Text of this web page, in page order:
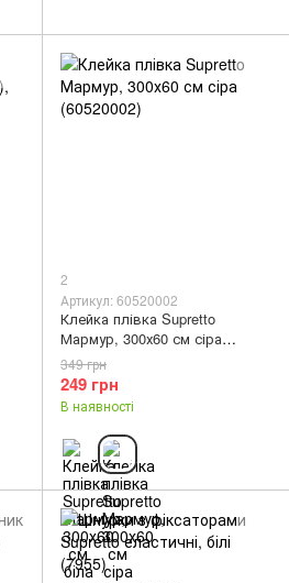
2
Артикул: 60520002
Клейка плівка Supretto
Мармур, 300х60 см сіра
(60520002)
249 грн
349 грн
В наявності